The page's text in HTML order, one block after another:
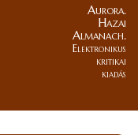
Aurora.
Hazai
Almanach.
Elektronikus
kritikai
kiadás